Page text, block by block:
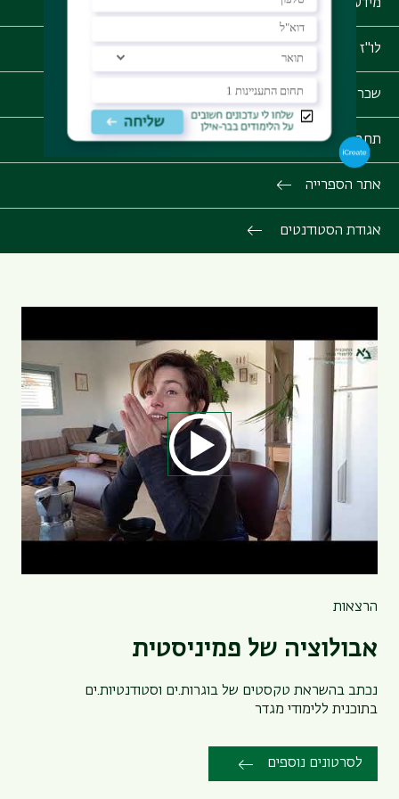
מידע לסטודנט - אינבר
לו"ז אקדמי
שכר לימוד
תחבורה בקמפוס
אתר הספרייה
אגודת הסטודנטים
הרצאות
אבולוציה של פמיניסטית
נכתב בהשראת טקסטים של בוגרות.ים וסטודנטיות.ים
בתוכנית ללימודי מגדר
לסרטונים נוספים